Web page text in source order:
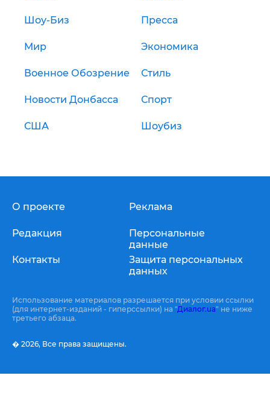
Шоу-Биз Пресса
Мир Экономика
Военное Обозрение Стиль
Новости Донбасса Спорт
США Шоубиз
О проекте
Редакция
Контакты
Реклама
Персональные
данные
Защита персональных
данных
Использование материалов разрешается при условии ссылки
(для интернет-изданий - гиперссылки) на "Диалог.ua" не ниже
третьего абзаца.
� 2026, Все права защищены.